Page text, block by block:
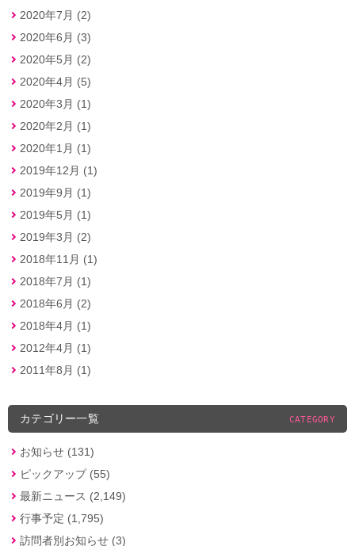
2020年7月 (2)
2020年6月 (3)
2020年5月 (2)
2020年4月 (5)
2020年3月 (1)
2020年2月 (1)
2020年1月 (1)
2019年12月 (1)
2019年9月 (1)
2019年5月 (1)
2019年3月 (2)
2018年11月 (1)
2018年7月 (1)
2018年6月 (2)
2018年4月 (1)
2012年4月 (1)
2011年8月 (1)
カテゴリー一覧 CATEGORY
お知らせ (131)
ピックアップ (55)
最新ニュース (2,149)
行事予定 (1,795)
訪問者別お知らせ (3)